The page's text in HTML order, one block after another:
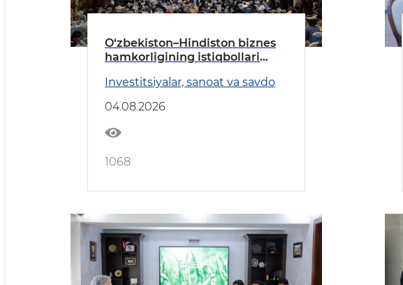
O‘zbekiston–Hindiston biznes
hamkorligining istiqbollari
Investitsiyalar, sanoat va savdo
04.08.2026
1068